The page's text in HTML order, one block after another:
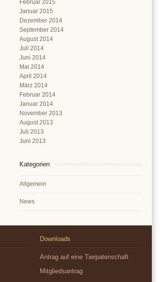
Februar 2015
Januar 2015
Dezember 2014
September 2014
August 2014
Juli 2014
Juni 2014
Mai 2014
April 2014
März 2014
Februar 2014
Januar 2014
November 2013
August 2013
Juli 2013
Juni 2013
Kategorien
Allgemein
News
Downloads
Antrag auf eine Tierpatenschaft
Mitgliedsantrag